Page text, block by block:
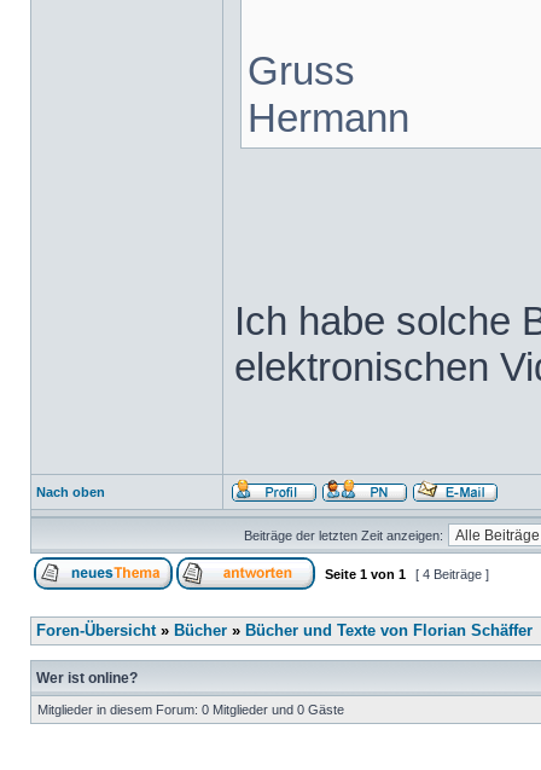
Gruss
Hermann
Ich habe solche
elektronischen
Nach oben
Beiträge der letzten Zeit anzeigen:
Seite 1 von 1 [ 4 Beiträge ]
Foren-Übersicht» Bücher » Bücher und Texte von Florian Schäffer
Wer ist online?
Mitglieder in diesem Forum: 0 Mitglieder und 0 Gäste